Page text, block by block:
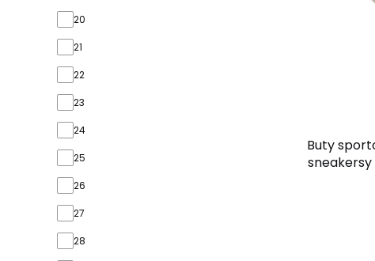
20
21
22
23
24
25
26
27
28
Buty